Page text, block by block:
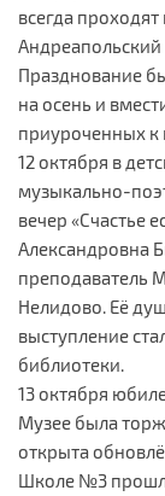
всегда
Андреапольский
Празднование
на осень и
приуроченных
12 октября в
музыкально-
вечер «Счастье
Александровна
преподаватель
Нелидово. Её
выступление
библиотеки.
13 октября
Музее была
открыта
Школе №3